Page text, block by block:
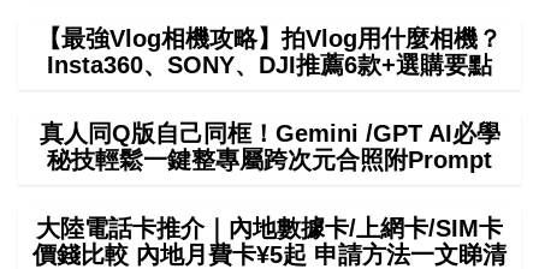
【最強Vlog相機攻略】拍Vlog用什麼相機？
Insta360、SONY、DJI推薦6款+選購要點
真人同Q版自己同框！Gemini /GPT AI必學
秘技輕鬆一鍵整專屬跨次元合照附Prompt
大陸電話卡推介｜內地數據卡/上網卡/SIM卡
價錢比較 內地月費卡¥5起 申請方法一文睇清